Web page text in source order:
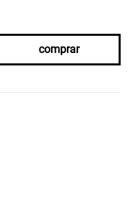
comprar